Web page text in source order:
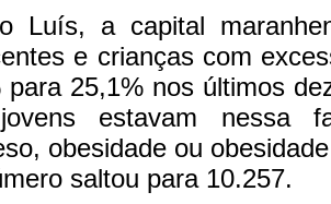
Luís, a capital
e crianças com
para 25,1% nos últimos
estavam nessa
obesidade ou
saltou para 10.257.